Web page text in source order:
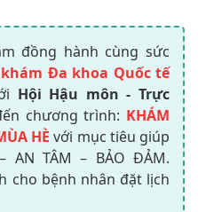
đồng hành cùng sức
Đa khoa Quốc tế
Hội Hậu môn - Trực
chương trình: KHÁM
HÈ với mục tiêu giúp
AN TÂM – BẢO ĐẢM.
cho bệnh nhân đặt lịch